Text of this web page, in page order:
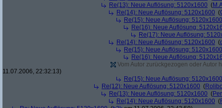
Re(13): Neue Auflösung: 5120x1600 (
Re(14): Neue Auflösung: 5120x1600 (
Re(15): Neue Auflösung: 5120x1600
Re(16): Neue Auflösung:
Re(17): Neue Auflösung:
Re(14): Neue Auflösung: 5120x1600 (
Re(15): Neue Auflösung: 5120x1600
Re(16): Neue Auflösung:
Vom Autor zurückgezogen oder Autor
11.07.2006, 22:32:13)
Re(15): Neue Auflösung: 5120x1600
Re(12): Neue Auflösung: 5120x1600 (
Re(13): Neue Auflösung: 5120x1600 (
Re(14): Neue Auflösung: 5120x1600 (